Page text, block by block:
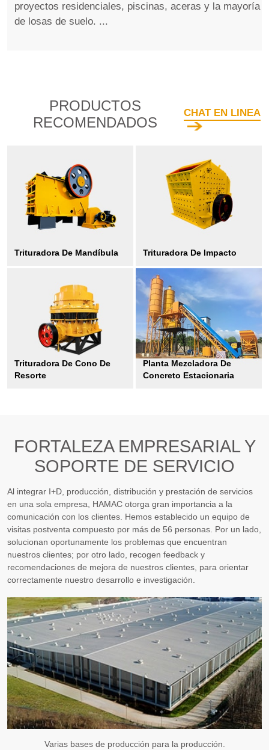
proyectos residenciales, piscinas, aceras y la mayoría
de losas de suelo. ...
PRODUCTOS
RECOMENDADOS
CHAT EN LINEA
Trituradora De Mandíbula Trituradora De Impacto
Trituradora De Cono De
Resorte
Planta Mezcladora De
Concreto Estacionaria
FORTALEZA EMPRESARIAL Y
SOPORTE DE SERVICIO
Al integrar I+D, producción, distribución y prestación de servicios
en una sola empresa, HAMAC otorga gran importancia a la
comunicación con los clientes. Hemos establecido un equipo de
visitas postventa compuesto por más de 56 personas. Por un lado,
solucionan oportunamente los problemas que encuentran
nuestros clientes; por otro lado, recogen feedback y
recomendaciones de mejora de nuestros clientes, para orientar
correctamente nuestro desarrollo e investigación.
Varias bases de producción para la producción.